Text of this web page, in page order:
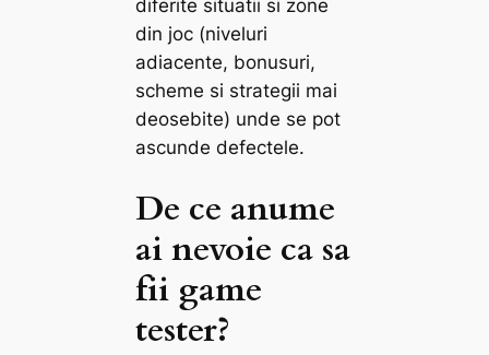
diferite situatii si zone
din joc (niveluri
adiacente, bonusuri,
scheme si strategii mai
deosebite) unde se pot
ascunde defectele.
De ce anume
ai nevoie ca sa
fii game
tester?